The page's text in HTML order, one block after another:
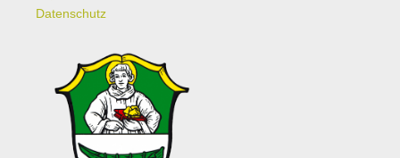
Datenschutz